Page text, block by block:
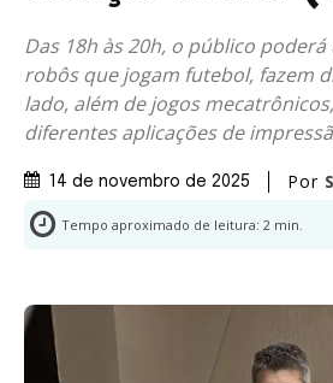
Das 18h às 20h, o público
robôs que jogam futebol, fazem
lado, além de jogos
diferentes aplicações de
14 de novembro de 2025 Por
Tempo aproximado de leitura: 2 min.